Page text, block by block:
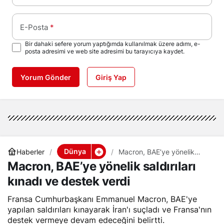
E-Posta *
Bir dahaki sefere yorum yaptığımda kullanılmak üzere adımı, e-
posta adresimi ve web site adresimi bu tarayıcıya kaydet.
Yorum Gönder Giriş Yap
Haberler Dünya
Macron, BAE’ye yönelik
saldırıları kınadı ve destek
verdi
Macron, BAE’ye yönelik saldırıları
kınadı ve destek verdi
Fransa Cumhurbaşkanı Emmanuel Macron, BAE'ye
yapılan saldırıları kınayarak İran'ı suçladı ve Fransa'nın
destek vermeye devam edeceğini belirtti.